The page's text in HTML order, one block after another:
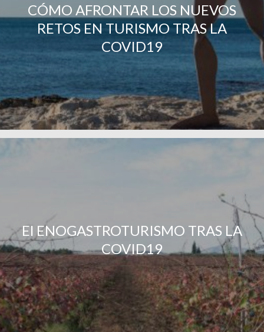
CÓMO AFRONTAR LOS NUEVOS
RETOS EN TURISMO TRAS LA
COVID19
El ENOGASTROTURISMO TRAS LA
COVID19